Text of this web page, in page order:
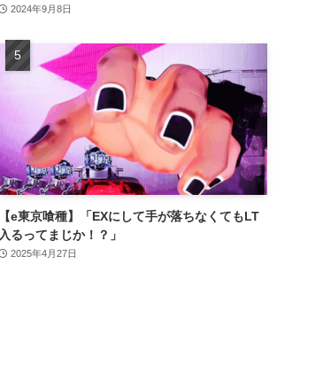
2024年9月8日
【e東京喰種】「EXにして手が落ちなくてもLT
入るってまじか！？」
2025年4月27日